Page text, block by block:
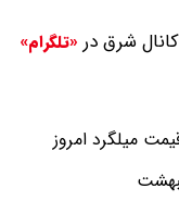
شرق در «تلگرام»
میلگرد امروز